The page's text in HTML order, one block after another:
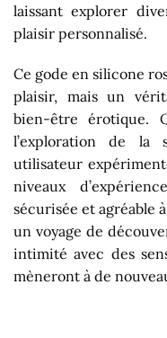
laissant explorer
plaisir personnalisé.
Ce gode en silicone
plaisir, mais un
bien-être érotique.
l’exploration de la
utilisateur
niveaux
sécurisée et agréable
un voyage de
intimité avec des
mèneront à de